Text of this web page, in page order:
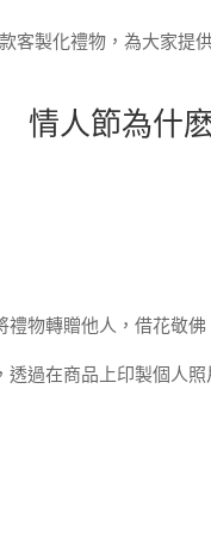
客製化禮物，為大家提
情人節為什
物轉贈他人，借花敬佛
過在商品上印製個人